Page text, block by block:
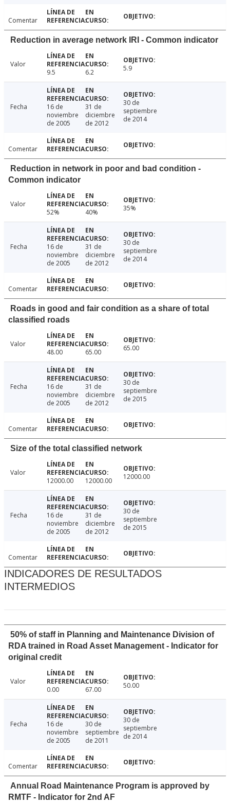
Comentar
Reduction in average network IRI - Common indicator
Valor
9.5
6.2 5.9
Fecha
16 de
noviembre
de 2005
31 de
diciembre
de 2012
30 de
septiembre
de 2014
Comentar
Reduction in network in poor and bad condition -
Common indicator
Valor
52%
40% 35%
Fecha
16 de
noviembre
de 2005
31 de
diciembre
de 2012
30 de
septiembre
de 2014
Comentar
Roads in good and fair condition as a share of total
classified roads
Valor
48.00
65.00 65.00
Fecha
16 de
noviembre
de 2005
31 de
diciembre
de 2012
30 de
septiembre
de 2015
Comentar
Size of the total classified network
Valor
12000.00
12000.00 12000.00
Fecha
16 de
noviembre
de 2005
31 de
diciembre
de 2012
30 de
septiembre
de 2015
Comentar
INDICADORES DE RESULTADOS
INTERMEDIOS
50% of staff in Planning and Maintenance Division of
RDA trained in Road Asset Management - Indicator for
original credit
Valor
0.00
67.00 50.00
Fecha
16 de
noviembre
de 2005
30 de
septiembre
de 2011
30 de
septiembre
de 2014
Comentar
Annual Road Maintenance Program is approved by
RMTF - Indicator for 2nd AF